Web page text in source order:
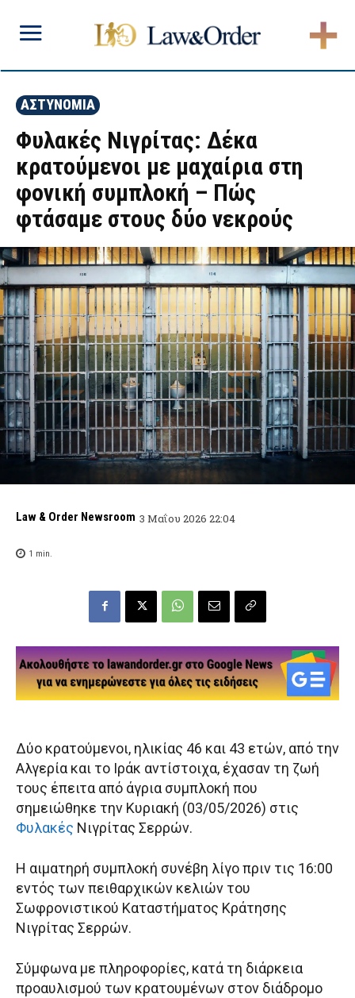
ΑΣΤΥΝΟΜΙΑ
Φυλακές Νιγρίτας: Δέκα
κρατούμενοι με μαχαίρια στη
φονική συμπλοκή – Πώς
φτάσαμε στους δύο νεκρούς
Law & Order Newsroom 3 Μαΐου 2026 22:04
1 min.
Δύο κρατούμενοι, ηλικίας 46 και 43 ετών, από την
Αλγερία και το Ιράκ αντίστοιχα, έχασαν τη ζωή
τους έπειτα από άγρια συμπλοκή που
σημειώθηκε την Κυριακή (03/05/2026) στις
Φυλακές Νιγρίτας Σερρών.
Η αιματηρή συμπλοκή συνέβη λίγο πριν τις 16:00
εντός των πειθαρχικών κελιών του
Σωφρονιστικού Καταστήματος Κράτησης
Νιγρίτας Σερρών.
Σύμφωνα με πληροφορίες, κατά τη διάρκεια
προαυλισμού των κρατουμένων στον διάδρομο